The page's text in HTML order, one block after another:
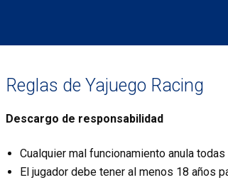
Reglas de Yajuego Racing
Descargo de responsabilidad
Cualquier mal funcionamiento anula
El jugador debe tener al menos 18 años